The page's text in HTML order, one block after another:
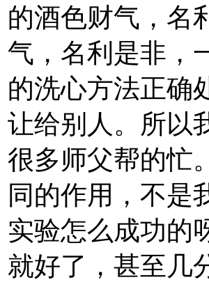
的酒色财气，名
气，名利是非，
的洗心方法正确
让给别人。所以
很多师父帮的忙
同的作用，不是
实验怎么成功的
就好了，甚至几